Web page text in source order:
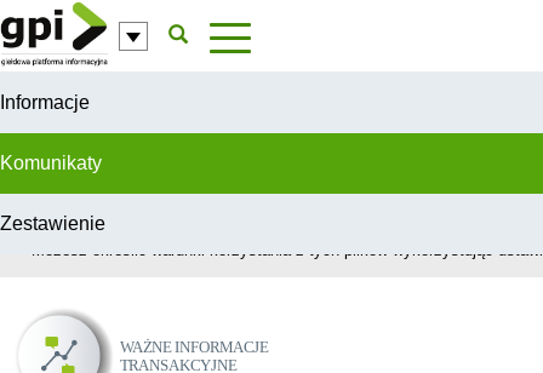
Przejdź do komentarzy
Informacje
Komunikaty
Zestawienie
W celu świadczenia usług na najwyższym poziomie, serwis GPI
Możesz określić warunki korzystania z tych plików wykorzystując
Ważne Informacje Transakcyjne